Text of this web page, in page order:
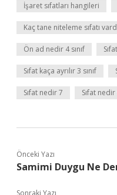
İşaret sıfatları hangileri
Kaç tane niteleme sıfatı
Ön ad nedir 4 sınıf
Sıfat kaça ayrılır 3 sınıf
Sıfat nedir 7 Sıfat nedir
Önceki Yazı
Samimi Duygu Ne
Sonraki Yazı